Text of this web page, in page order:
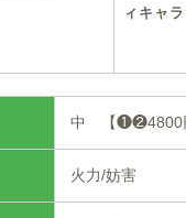
ィキャラ
中 【❶❷4800
火力/妨害